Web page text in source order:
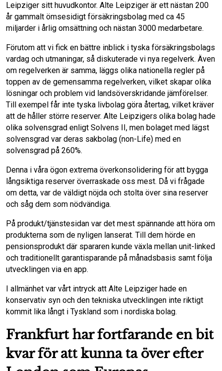
Leipziger sitt huvudkontor. Alte Leipziger är ett nästan 200
år gammalt ömsesidigt försäkringsbolag med ca 45
miljarder i årlig omsättning och nästan 3000 medarbetare.
Förutom att vi fick en bättre inblick i tyska försäkringsbolags
vardag och utmaningar, så diskuterade vi nya regelverk. Även
om regelverken är samma, läggs olika nationella regler på
toppen av de gemensamma regelverken, vilket skapar olika
lösningar och problem vid landsöverskridande jämförelser.
Till exempel får inte tyska livbolag göra återtag, vilket kräver
att de håller större reserver. Alte Leipzigers olika bolag hade
olika solvensgrad enligt Solvens II, men bolaget med lägst
solvensgrad var deras sakbolag (non-Life) med en
solvensgrad på 260%.
Denna i våra ögon extrema överkonsolidering för att bygga
långsiktiga reserver överraskade oss mest. Då vi frågade
om detta, var de väldigt nöjda och stolta över sina reserver
och såg dem som nödvändiga.
På produkt/tjänstesidan var det mest spännande att höra om
produkterna som de nyligen lanserat. Till dem hörde en
pensionsprodukt där spararen kunde växla mellan unit-linked
och traditionellt garantisparande på månadsbasis samt följa
utvecklingen via en app.
I allmänhet var vårt intryck att Alte Leipziger hade en
konservativ syn och den tekniska utvecklingen inte riktigt
kommit lika långt i Tyskland som i nordiska bolag.
Frankfurt har fortfarande en bit
kvar för att kunna ta över efter